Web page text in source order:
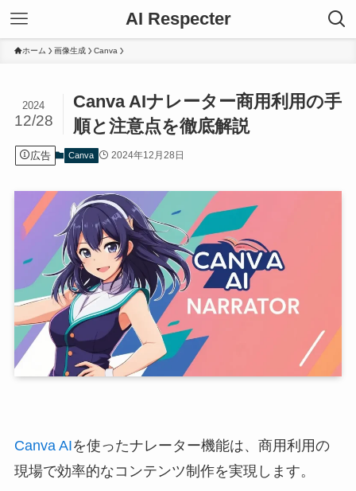
AI Respecter
ホーム 画像生成 Canva
Canva AIナレーター商用利用の手
順と注意点を徹底解説
2024
12/28
広告 Canva 2024年12月28日
Canva AIを使ったナレーター機能は、商用利用の
現場で効率的なコンテンツ制作を実現します。